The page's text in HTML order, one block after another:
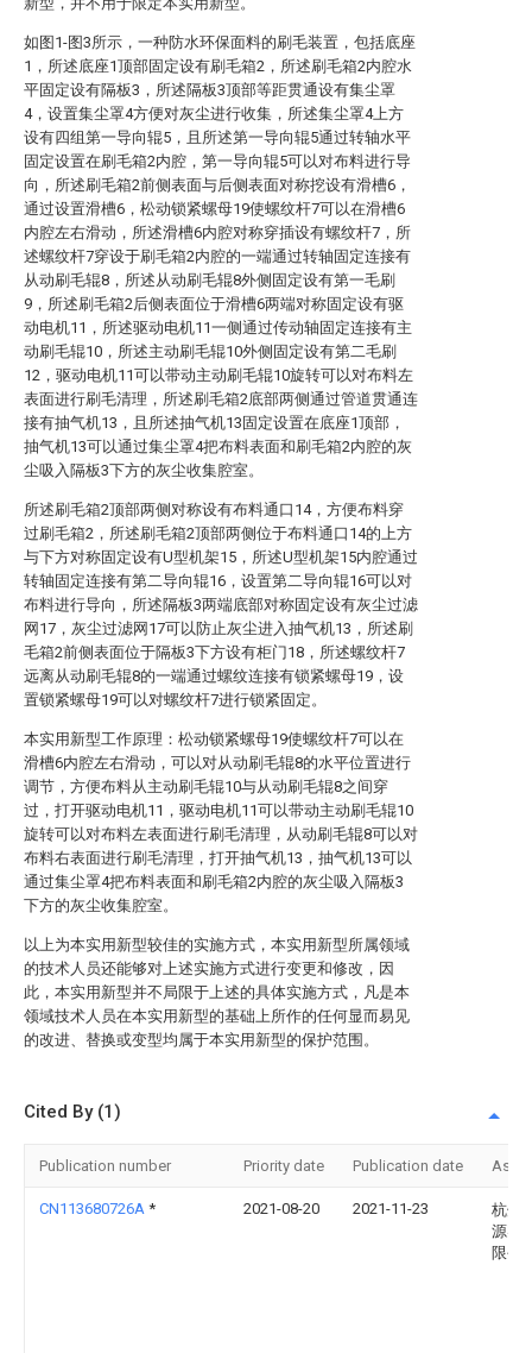
如图1-图3所示，一种防水环保面料的刷毛装置，包括底座
1，所述底座1顶部固定设有刷毛箱2，所述刷毛箱2内腔水
平固定设有隔板3，所述隔板3顶部等距贯通设有集尘罩
4，设置集尘罩4方便对灰尘进行收集，所述集尘罩4上方
设有四组第一导向辊5，且所述第一导向辊5通过转轴水平
固定设置在刷毛箱2内腔，第一导向辊5可以对布料进行导
向，所述刷毛箱2前侧表面与后侧表面对称挖设有滑槽6，
通过设置滑槽6，松动锁紧螺母19使螺纹杆7可以在滑槽6
内腔左右滑动，所述滑槽6内腔对称穿插设有螺纹杆7，所
述螺纹杆7穿设于刷毛箱2内腔的一端通过转轴固定连接有
从动刷毛辊8，所述从动刷毛辊8外侧固定设有第一毛刷
9，所述刷毛箱2后侧表面位于滑槽6两端对称固定设有驱
动电机11，所述驱动电机11一侧通过传动轴固定连接有主
动刷毛辊10，所述主动刷毛辊10外侧固定设有第二毛刷
12，驱动电机11可以带动主动刷毛辊10旋转可以对布料左
表面进行刷毛清理，所述刷毛箱2底部两侧通过管道贯通连
接有抽气机13，且所述抽气机13固定设置在底座1顶部，
抽气机13可以通过集尘罩4把布料表面和刷毛箱2内腔的灰
尘吸入隔板3下方的灰尘收集腔室。
所述刷毛箱2顶部两侧对称设有布料通口14，方便布料穿
过刷毛箱2，所述刷毛箱2顶部两侧位于布料通口14的上方
与下方对称固定设有U型机架15，所述U型机架15内腔通过
转轴固定连接有第二导向辊16，设置第二导向辊16可以对
布料进行导向，所述隔板3两端底部对称固定设有灰尘过滤
网17，灰尘过滤网17可以防止灰尘进入抽气机13，所述刷
毛箱2前侧表面位于隔板3下方设有柜门18，所述螺纹杆7
远离从动刷毛辊8的一端通过螺纹连接有锁紧螺母19，设
置锁紧螺母19可以对螺纹杆7进行锁紧固定。
本实用新型工作原理：松动锁紧螺母19使螺纹杆7可以在
滑槽6内腔左右滑动，可以对从动刷毛辊8的水平位置进行
调节，方便布料从主动刷毛辊10与从动刷毛辊8之间穿
过，打开驱动电机11，驱动电机11可以带动主动刷毛辊10
旋转可以对布料左表面进行刷毛清理，从动刷毛辊8可以对
布料右表面进行刷毛清理，打开抽气机13，抽气机13可以
通过集尘罩4把布料表面和刷毛箱2内腔的灰尘吸入隔板3
下方的灰尘收集腔室。
以上为本实用新型较佳的实施方式，本实用新型所属领域
的技术人员还能够对上述实施方式进行变更和修改，因
此，本实用新型并不局限于上述的具体实施方式，凡是本
领域技术人员在本实用新型的基础上所作的任何显而易见
的改进、替换或变型均属于本实用新型的保护范围。
Cited By (1)
Publication number Priority date Publication date
CN113680726A * 2021-08-20 2021-11-23
杭州
源实
限公